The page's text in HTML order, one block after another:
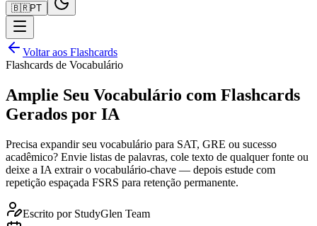
🇧🇷PT
Voltar aos Flashcards
Flashcards de Vocabulário
Amplie Seu Vocabulário com Flashcards
Gerados por IA
Precisa expandir seu vocabulário para SAT, GRE ou sucesso
acadêmico? Envie listas de palavras, cole texto de qualquer fonte ou
deixe a IA extrair o vocabulário-chave — depois estude com
repetição espaçada FSRS para retenção permanente.
Escrito por StudyGlen Team